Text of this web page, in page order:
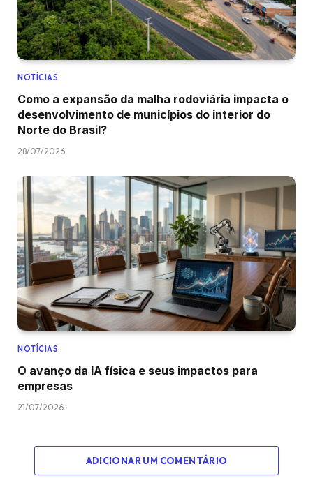
NOTÍCIAS
Como a expansão da malha rodoviária impacta o
desenvolvimento de municípios do interior do
Norte do Brasil?
28/07/2026
NOTÍCIAS
O avanço da IA física e seus impactos para
empresas
21/07/2026
ADICIONAR UM COMENTÁRIO